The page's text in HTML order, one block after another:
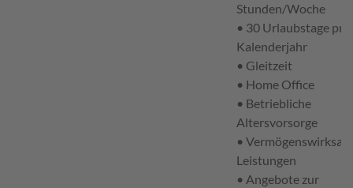
Stunden/Woche
• 30 Urlaubstage pro
Kalenderjahr
• Gleitzeit
• Home Office
• Betriebliche
Altersvorsorge
•
Leistungen
• Angebote zur